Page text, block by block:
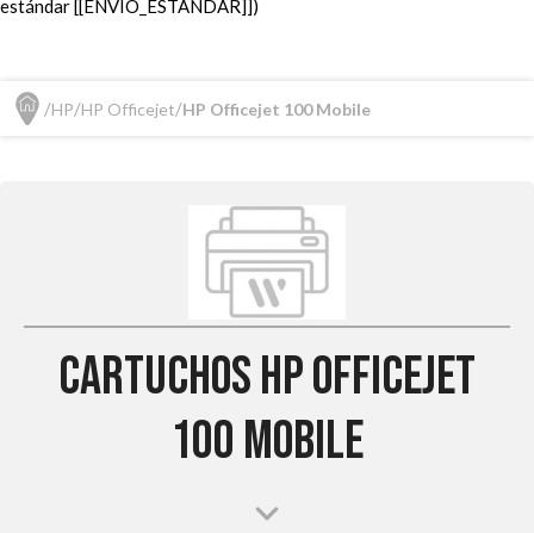
estándar [[ENVIO_ESTANDAR]])
HP HP Officejet HP Officejet 100 Mobile
Cartuchos HP Officejet
100 Mobile